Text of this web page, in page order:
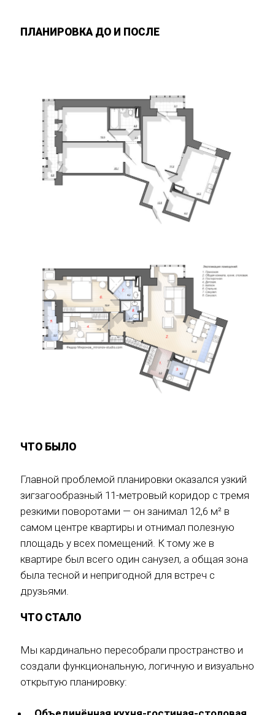
ПЛАНИРОВКА ДО И ПОСЛЕ
ЧТО БЫЛО
Главной проблемой планировки оказался узкий
зигзагообразный 11-метровый коридор с тремя
резкими поворотами — он занимал 12,6 м² в
самом центре квартиры и отнимал полезную
площадь у всех помещений. К тому же в
квартире был всего один санузел, а общая зона
была тесной и непригодной для встреч с
друзьями.
ЧТО СТАЛО
Мы кардинально пересобрали пространство и
создали функциональную, логичную и визуально
открытую планировку: